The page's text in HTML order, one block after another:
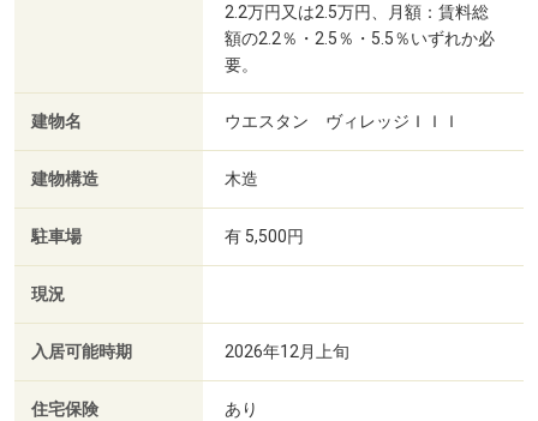
2.2万円又は2.5万円、月額：賃料総
額の2.2％・2.5％・5.5％いずれか必
要。
建物名 ウエスタン ヴィレッジＩＩＩ
建物構造 木造
駐車場 有 5,500円
現況
入居可能時期 2026年12月上旬
住宅保険 あり